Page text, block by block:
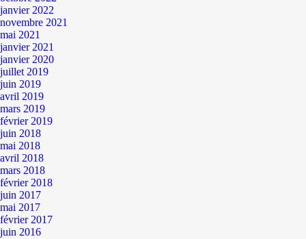
janvier 2022
novembre 2021
mai 2021
janvier 2021
janvier 2020
juillet 2019
juin 2019
avril 2019
mars 2019
février 2019
juin 2018
mai 2018
avril 2018
mars 2018
février 2018
juin 2017
mai 2017
février 2017
juin 2016